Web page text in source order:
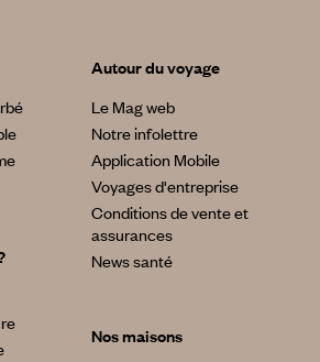
Autour du voyage
Le Mag web
Notre infolettre
Application Mobile
Voyages d'entreprise
Conditions de vente et
assurances
News santé
Nos maisons